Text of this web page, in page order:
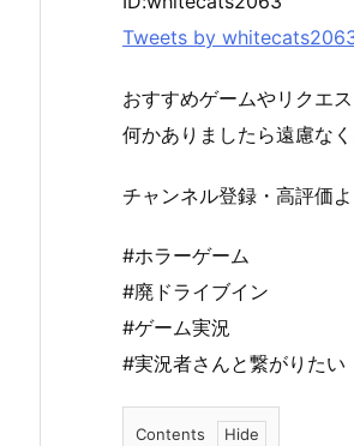
Tweets by
おすすめゲームやリクエ
何かありましたら遠慮なく
チャンネル登録・高評価
#ホラーゲーム
#廃ドライブイン
#ゲーム実況
#実況者さんと繋がりたい
Contents